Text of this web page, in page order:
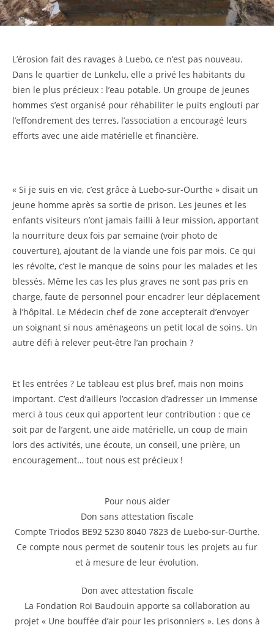
L’érosion fait des ravages à Luebo, ce n’est pas nouveau.
Dans le quartier de Lunkelu, elle a privé les habitants du
bien le plus précieux : l’eau potable. Un groupe de jeunes
hommes s’est organisé pour réhabiliter le puits englouti par
l’effondrement des terres, l’association a encouragé leurs
efforts avec une aide matérielle et financière.
« Si je suis en vie, c’est grâce à Luebo-sur-Ourthe » disait un
jeune homme après sa sortie de prison. Les jeunes et les
enfants visiteurs n’ont jamais failli à leur mission, apportant
la nourriture deux fois par semaine (voir photo de
couverture), ajoutant de la viande une fois par mois. Ce qui
les révolte, c’est le manque de soins pour les malades et les
blessés. Même les cas les plus graves ne sont pas pris en
charge, faute de personnel pour encadrer leur déplacement
à l’hôpital. Le Médecin chef de zone accepterait d’envoyer
un soignant si nous aménageons un petit local de soins. Un
autre défi à relever peut-être l’an prochain ?
Et les entrées ? Le tableau est plus bref, mais non moins
important. C’est d’ailleurs l’occasion d’adresser un immense
merci à tous ceux qui apportent leur contribution : que ce
soit par de l’argent, une aide matérielle, un coup de main
lors des activités, une écoute, un conseil, une prière, un
encouragement… tout nous est précieux !
Pour nous aider
Don sans attestation fiscale
Compte Triodos BE92 5230 8040 7823 de Luebo-sur-Ourthe.
Ce compte nous permet de soutenir tous les projets au fur
et à mesure de leur évolution.
Don avec attestation fiscale
La Fondation Roi Baudouin apporte sa collaboration au
projet « Une bouffée d’air pour les prisonniers ». Les dons à